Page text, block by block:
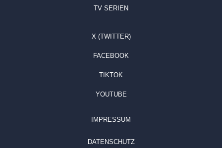
TV SERIEN
X (TWITTER)
FACEBOOK
TIKTOK
YOUTUBE
IMPRESSUM
DATENSCHUTZ